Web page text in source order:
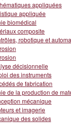
appliquées
appliquée
biomédical
composite
robotique et
décisionnelle
des instruments
de fabrication
de la production de
mécanique
et imagerie
des solides